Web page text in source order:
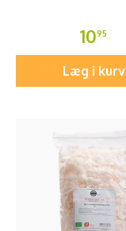
1095
Læg i kurv